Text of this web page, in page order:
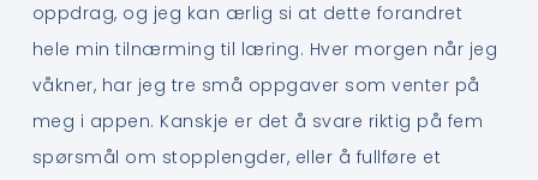
oppdrag, og jeg kan ærlig si at dette forandret
hele min tilnærming til læring. Hver morgen når jeg
våkner, har jeg tre små oppgaver som venter på
meg i appen. Kanskje er det å svare riktig på fem
spørsmål om stopplengder, eller å fullføre et